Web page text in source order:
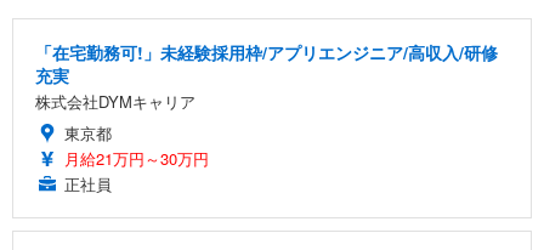
「在宅勤務可!」未経験採用枠/アプリエンジニア/高収入/研修
充実
株式会社DYMキャリア
東京都
月給21万円～30万円
正社員